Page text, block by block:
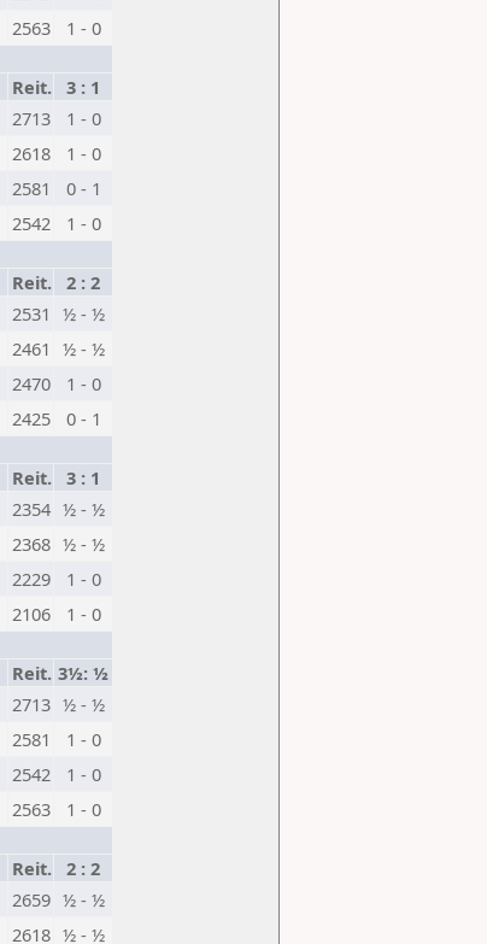
2563
1 - 0
Reit. 3 : 1
2713
1 - 0
2618
1 - 0
2581
0 - 1
2542
1 - 0
Reit. 2 : 2
2531 ½ - ½
2461 ½ - ½
2470
1 - 0
2425
0 - 1
Reit. 3 : 1
2354 ½ - ½
2368 ½ - ½
2229
1 - 0
2106
1 - 0
Reit. 3½: ½
2713 ½ - ½
2581
1 - 0
2542
1 - 0
2563
1 - 0
Reit. 2 : 2
2659 ½ - ½
2618 ½ - ½